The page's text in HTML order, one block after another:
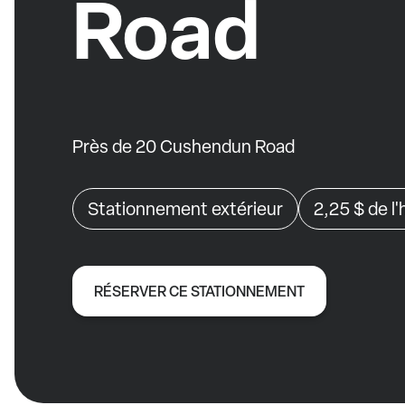
Road
Près de 20 Cushendun Road
Stationnement extérieur 2,25 $de
RÉSERVER CE STATIONNEMENT